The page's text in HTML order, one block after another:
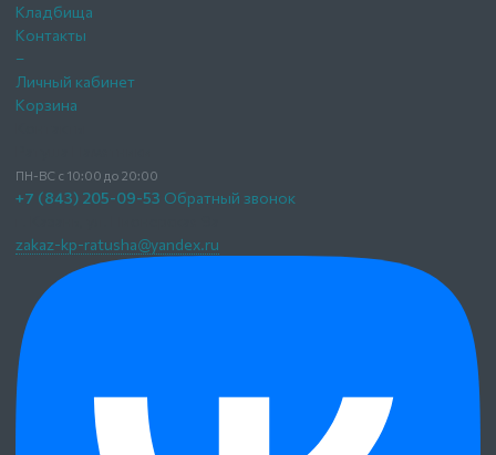
Кладбища
Контакты
–
Личный кабинет
Корзина
ПН-ВС с 10:00 до 20:00
+7 (843) 205-09-53 Обратный звонок
zakaz-kp-ratusha@yandex.ru